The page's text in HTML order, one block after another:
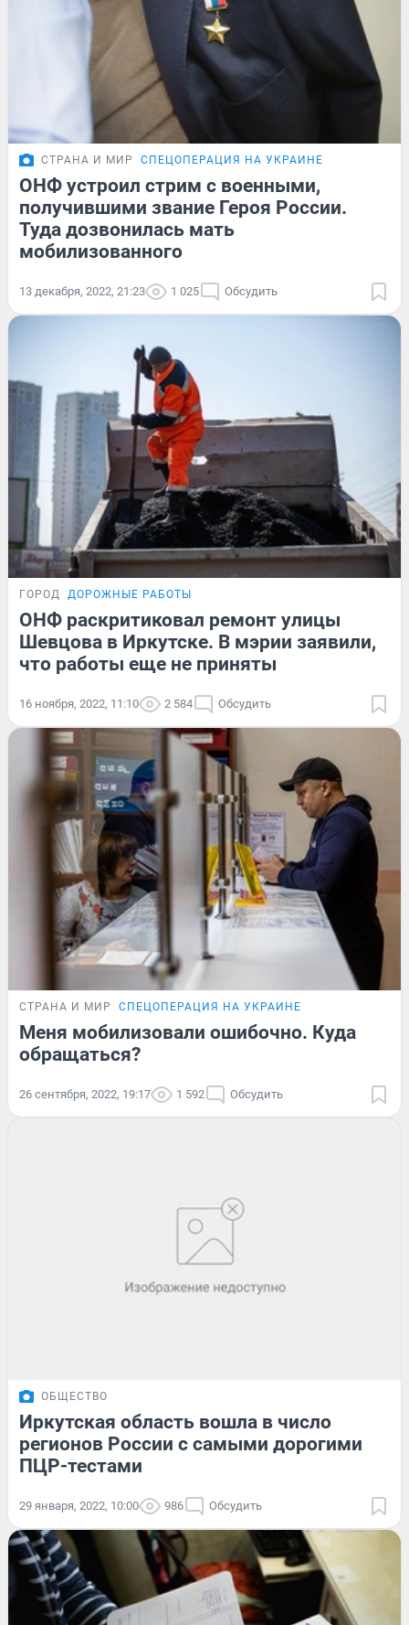
СТРАНА И МИР СПЕЦОПЕРАЦИЯ НА УКРАИНЕ
ОНФ устроил стрим с военными,
получившими звание Героя России.
Туда дозвонилась мать
мобилизованного
13 декабря, 2022, 21:23 1 025 Обсудить
ГОРОД ДОРОЖНЫЕ РАБОТЫ
ОНФ раскритиковал ремонт улицы
Шевцова в Иркутске. В мэрии заявили,
что работы еще не приняты
16 ноября, 2022, 11:10 2 584 Обсудить
СТРАНА И МИР СПЕЦОПЕРАЦИЯ НА УКРАИНЕ
Меня мобилизовали ошибочно. Куда
обращаться?
26 сентября, 2022, 19:17 1 592 Обсудить
ОБЩЕСТВО
Иркутская область вошла в число
регионов России с самыми дорогими
ПЦР-тестами
29 января, 2022, 10:00 986 Обсудить